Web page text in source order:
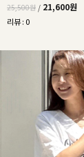
25,500원 / 21,600원
리뷰 : 0